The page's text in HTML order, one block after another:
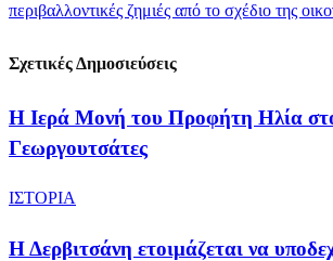
περιβαλλοντικές ζημιές από το σχέδιο της
Σχετικές Δημοσιεύσεις
​Η Ιερά Μονή του Προφήτη Ηλία
Γεωργουτσάτες
ΙΣΤΟΡΙΑ
Η Δερβιτσάνη ετοιμάζεται να